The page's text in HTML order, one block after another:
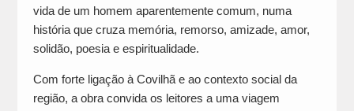
vida de um homem aparentemente comum, numa
história que cruza memória, remorso, amizade, amor,
solidão, poesia e espiritualidade.
Com forte ligação à Covilhã e ao contexto social da
região, a obra convida os leitores a uma viagem